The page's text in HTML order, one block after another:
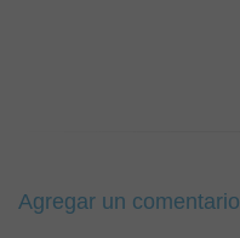
Agregar un comentario